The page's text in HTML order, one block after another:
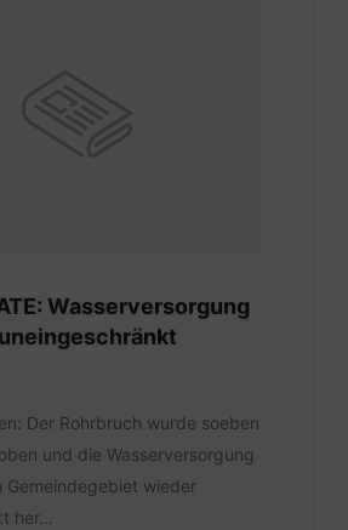
Wasserversorgung
Der Rohrbruch wurde soeben
und die Wasserversorgung
Gemeindegebiet wieder
her…